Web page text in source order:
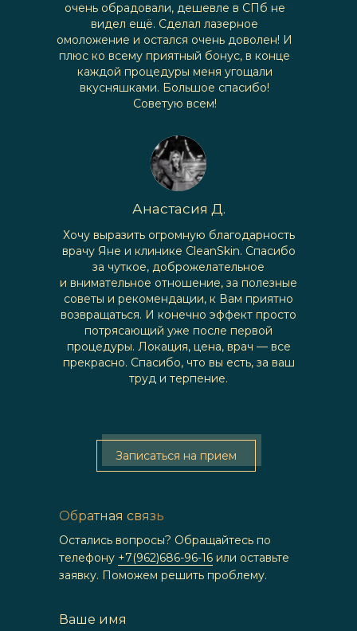
очень обрадовали, дешевле в СПб не
видел ещё. Сделал лазерное
омоложение и остался очень доволен! И
плюс ко всему приятный бонус, в конце
каждой процедуры меня угощали
вкусняшками. Большое спасибо!
Советую всем!
Анастасия Д.
Хочу выразить огромную благодарность
врачу Яне и клинике CleanSkin. Спасибо
за чуткое, доброжелательное
и внимательное отношение, за полезные
советы и рекомендации, к Вам приятно
возвращаться. И конечно эффект просто
потрясающий уже после первой
процедуры. Локация, цена, врач — все
прекрасно. Спасибо, что вы есть, за ваш
труд и терпение.
Записаться на прием
Обратная связь
Остались вопросы? Обращайтесь по
телефону +7(962)686-96-16 или оставьте
заявку. Поможем решить проблему.
Ваше имя